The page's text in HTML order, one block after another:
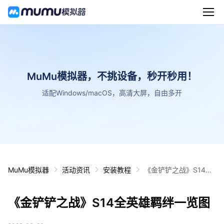
MuMu模拟器，不挑设备，秒开秒用！
适配Windows/macOS，高清大屏，自由多开
MuMu模拟器 活动资讯 安装教程
《金铲铲之战》S14全
《金铲铲之战》S14全英雄羁绊一览图